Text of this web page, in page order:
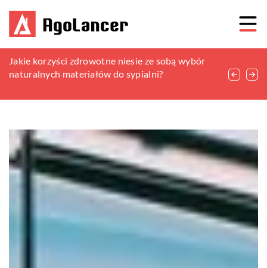
Jak prawidłowo zamontować i podłączyć
jednokomorowe szambo betonowe?
Jakie korzyści zdrowotne niesie ze sobą wybór
naturalnych materiałów do sypialni?
Przewodnik po gałkach i elementach
dekoracyjnych, które pozwolą zaaranżować